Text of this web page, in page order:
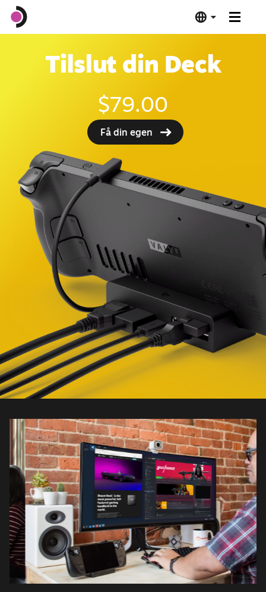
Software
Deck Verified
Tekniske specifikationer
Køb nu
Tilslut din Deck
$79.00
Få din egen